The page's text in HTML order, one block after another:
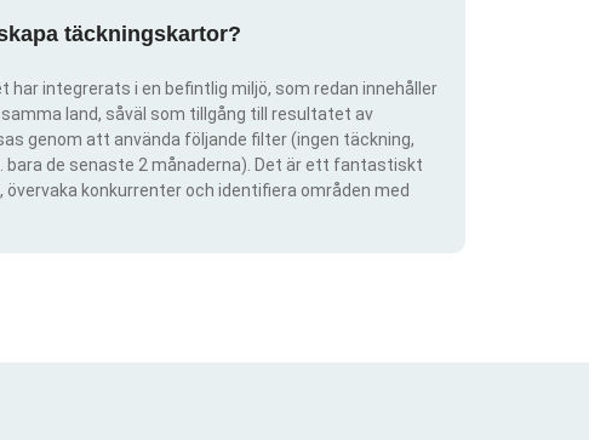
täckningskartor?
integrerats i en befintlig miljö, som redan innehåller
land, såväl som tillgång till resultatet av
genom att använda följande filter (ingen täckning,
bara de senaste 2 månaderna). Det är ett fantastiskt
konkurrenter och identifiera områden med